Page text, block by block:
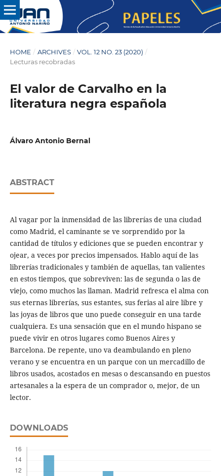
HOME / ARCHIVES / VOL. 12 NO. 23 (2020) /
Lecturas recobradas
El valor de Carvalho en la
literatura negra española
Álvaro Antonio Bernal
ABSTRACT
Al vagar por la inmensidad de las librerías de una ciudad
como Madrid, el caminante se ve sorprendido por la
cantidad de títulos y ediciones que se pueden encontrar y
ojear, a veces por precios impensados. Hablo aquí de las
librerías tradicionales y también de aquellas, tan valientes
en estos tiempos, que sobreviven: las de segunda o las de
viejo, como muchos las llaman. Madrid refresca el alma con
sus eternas librerías, sus estantes, sus ferias al aire libre y
las joyas de libros que uno puede conseguir en una tarde
cualquiera. Es una sensación que en el mundo hispano se
puede vivir en otros lugares como Buenos Aires y
Barcelona. De repente, uno va deambulando en pleno
verano y se encuentra en un parque con un mercadillo de
libros usados, acostados en mesas o descansando en puestos
artesanales a la espera de un comprador o, mejor, de un
lector.
DOWNLOADS